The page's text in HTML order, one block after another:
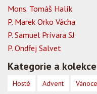
Mons. Tomáš Halík
P. Marek Orko Vácha
P. Samuel Prívara SJ
P. Ondřej Salvet
Kategorie a kolekce
Hosté Advent Vánoce